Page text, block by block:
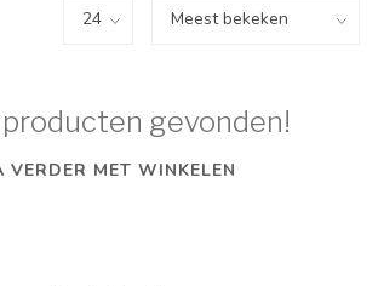
gevonden!
VERDER MET WINKELEN